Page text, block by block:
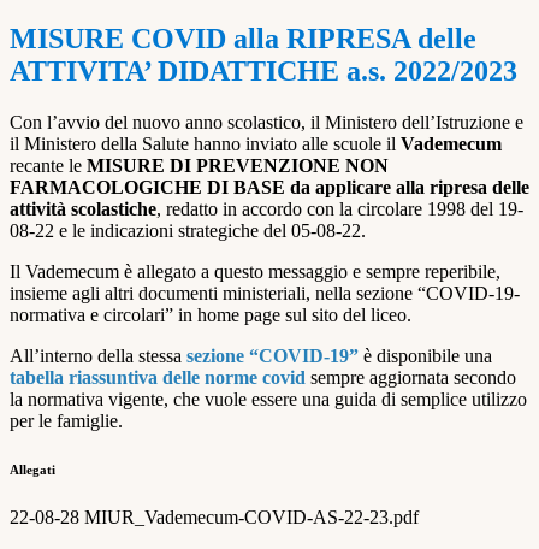
MISURE COVID alla RIPRESA delle
ATTIVITA’ DIDATTICHE a.s. 2022/2023
Con l’avvio del nuovo anno scolastico, il Ministero dell’Istruzione e
il Ministero della Salute hanno inviato alle scuole il Vademecum
recante le MISURE DI PREVENZIONE NON
FARMACOLOGICHE DI BASE da applicare alla ripresa delle
attività scolastiche, redatto in accordo con la circolare 1998 del 19-
08-22 e le indicazioni strategiche del 05-08-22.
Il Vademecum è allegato a questo messaggio e sempre reperibile,
insieme agli altri documenti ministeriali, nella sezione “COVID-19-
normativa e circolari” in home page sul sito del liceo.
All’interno della stessa sezione “COVID-19” è disponibile una
tabella riassuntiva delle norme covid sempre aggiornata secondo
la normativa vigente, che vuole essere una guida di semplice utilizzo
per le famiglie.
Allegati
22-08-28 MIUR_Vademecum-COVID-AS-22-23.pdf